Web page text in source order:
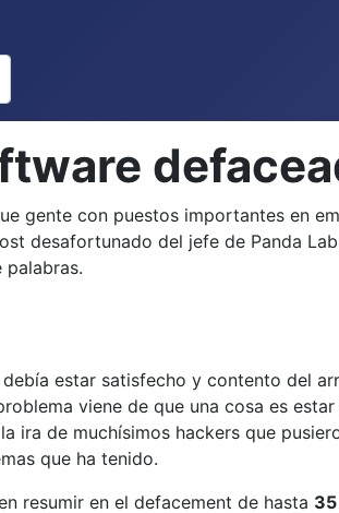
gente con puestos importantes en
desafortunado del jefe de Panda
palabras.
estar satisfecho y contento del
viene de que una cosa es
ira de muchísimos hackers que
que ha tenido.
resumir en el defacement de hasta